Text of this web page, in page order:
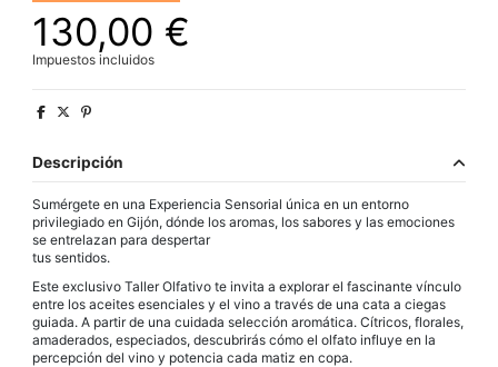
130,00 €
Impuestos incluidos
Descripción
Sumérgete en una Experiencia Sensorial única en un entorno
privilegiado en Gijón, dónde los aromas, los sabores y las emociones
se entrelazan para despertar
tus sentidos.
Este exclusivo Taller Olfativo te invita a explorar el fascinante vínculo
entre los aceites esenciales y el vino a través de una cata a ciegas
guiada. A partir de una cuidada selección aromática. Cítricos, florales,
amaderados, especiados, descubrirás cómo el olfato influye en la
percepción del vino y potencia cada matiz en copa.